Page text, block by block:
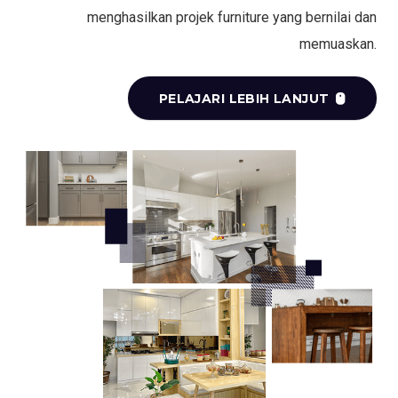
menghasilkan projek furniture yang bernilai dan
memuaskan.
PELAJARI LEBIH LANJUT